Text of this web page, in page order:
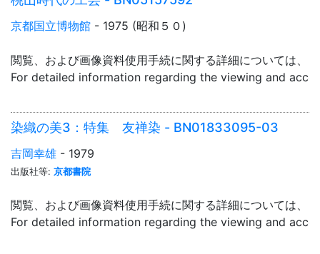
京都国立博物館 - 1975 (昭和５０)
閲覧、および画像資料使用手続に関する詳細については、「
For detailed information regarding the viewing and
染織の美3：特集 友禅染 - BN01833095-03
吉岡幸雄 - 1979
出版社等: 京都書院
閲覧、および画像資料使用手続に関する詳細については、「
For detailed information regarding the viewing and